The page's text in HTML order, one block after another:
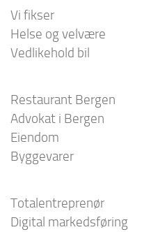
Vi fikser
Helse og velvære
Vedlikehold bil
Restaurant Bergen
Advokat i Bergen
Eiendom
Byggevarer
Totalentreprenør
Digital markedsføring